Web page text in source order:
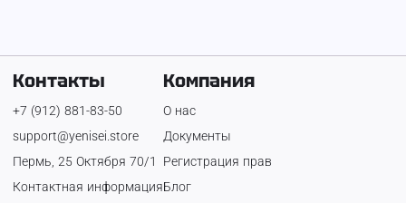
Контакты
+7 (912) 881-83-50
support@yenisei.store
Пермь, 25 Октября 70/1
Контактная информация
Компания
О нас
Документы
Регистрация прав
Блог